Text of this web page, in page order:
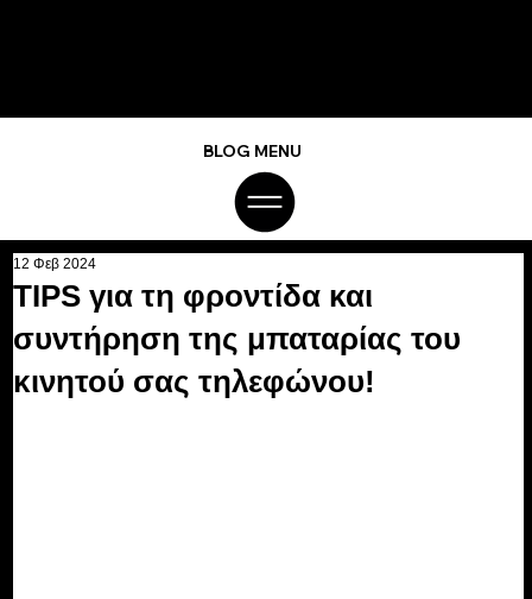
BLOG MENU
TIPS για τη φροντίδα και
συντήρηση της μπαταρίας του
κινητού σας τηλεφώνου!
12 Φεβ 2024